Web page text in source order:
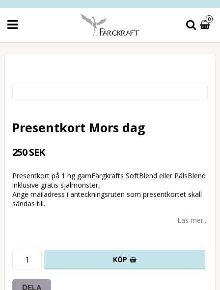
0
Presentkort Mors dag
250 SEK
Presentkort på 1 hg garnFärgkrafts SoftBlend eller PälsBlend
inklusive gratis sjalmönster,
Ange mailadress i anteckningsruten som presentkortet skall
sändas till.
Läs mer...
KÖP
DELA